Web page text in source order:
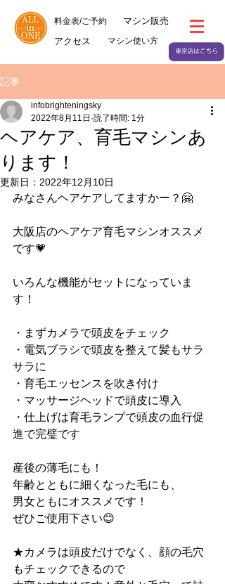
料金表/ご予約
マシン販売
アクセス
マシン使い方
記事
ヘアケア、育毛マシンあ
ります！
infobrighteningsky
2022年8月11日 読了時間: 1分
更新日： 2022年12月10日
みなさんヘアケアしてますかー？🤗
大阪店のヘアケア育毛マシンオススメ
です💗
いろんな機能がセットになっていま
す！
・まずカメラで頭皮をチェック
・電気ブラシで頭皮を整えて髪もサラ
サラに
・育毛エッセンスを吹き付け
・マッサージヘッドで頭皮に導入
・仕上げは育毛ランプで頭皮の血行促
進で完璧です
産後の薄毛にも！
年齢とともに細くなった毛にも、
男女ともにオススメです！
ぜひご使用下さい😊
★カメラは頭皮だけでなく、顔の毛穴
もチェックできるので